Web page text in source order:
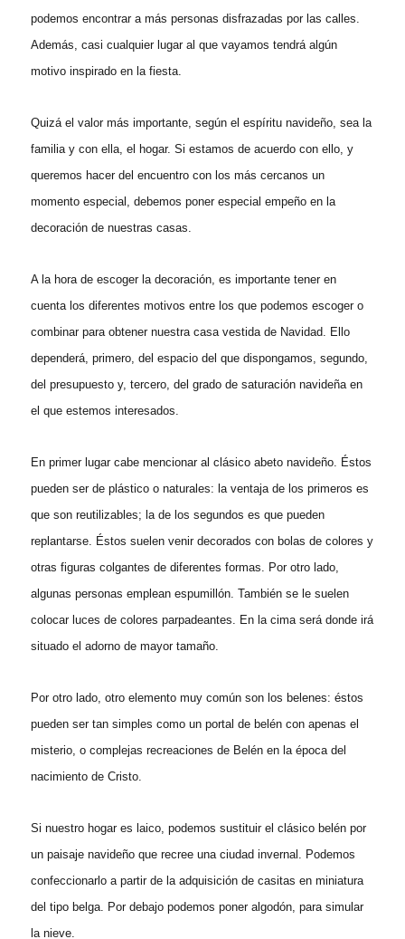
podemos encontrar a más personas disfrazadas por las calles.
Además, casi cualquier lugar al que vayamos tendrá algún
motivo inspirado en la fiesta.
Quizá el valor más importante, según el espíritu navideño, sea la
familia y con ella, el hogar. Si estamos de acuerdo con ello, y
queremos hacer del encuentro con los más cercanos un
momento especial, debemos poner especial empeño en la
decoración de nuestras casas.
A la hora de escoger la decoración, es importante tener en
cuenta los diferentes motivos entre los que podemos escoger o
combinar para obtener nuestra casa vestida de Navidad. Ello
dependerá, primero, del espacio del que dispongamos, segundo,
del presupuesto y, tercero, del grado de saturación navideña en
el que estemos interesados.
En primer lugar cabe mencionar al clásico abeto navideño. Éstos
pueden ser de plástico o naturales: la ventaja de los primeros es
que son reutilizables; la de los segundos es que pueden
replantarse. Éstos suelen venir decorados con bolas de colores y
otras figuras colgantes de diferentes formas. Por otro lado,
algunas personas emplean espumillón. También se le suelen
colocar luces de colores parpadeantes. En la cima será donde irá
situado el adorno de mayor tamaño.
Por otro lado, otro elemento muy común son los belenes: éstos
pueden ser tan simples como un portal de belén con apenas el
misterio, o complejas recreaciones de Belén en la época del
nacimiento de Cristo.
Si nuestro hogar es laico, podemos sustituir el clásico belén por
un paisaje navideño que recree una ciudad invernal. Podemos
confeccionarlo a partir de la adquisición de casitas en miniatura
del tipo belga. Por debajo podemos poner algodón, para simular
la nieve.